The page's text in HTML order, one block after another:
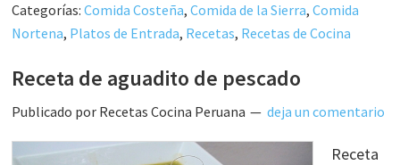
Categorías:Comida Costeña,Comida de la Sierra,Comida
Nortena, Platos de Entrada, Recetas, Recetas de Cocina
Receta de aguadito de pescado
Publicado por Recetas Cocina Peruana deja un comentario
Receta